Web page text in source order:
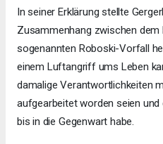
In seiner Erklärung stellte
Zusammenhang zwischen
sogenannten Roboski-Vorfall
einem Luftangriff ums Leben
damalige Verantwortlichkeiten
aufgearbeitet worden seien
bis in die Gegenwart habe.